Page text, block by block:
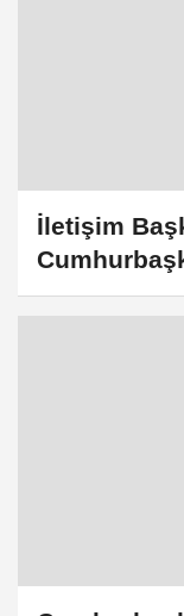
İletişim
Başbakanı